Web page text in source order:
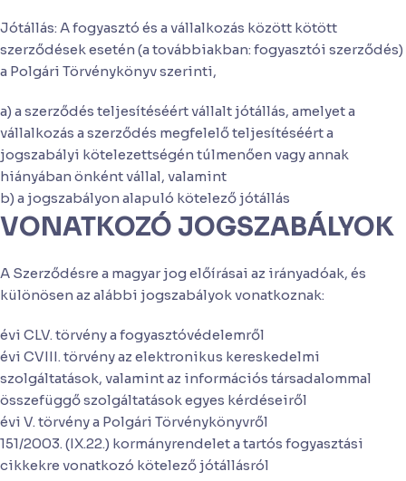
Jótállás: A fogyasztó és a vállalkozás között kötött
szerződések esetén (a továbbiakban: fogyasztói szerződés)
a Polgári Törvénykönyv szerinti,
a) a szerződés teljesítéséért vállalt jótállás, amelyet a
vállalkozás a szerződés megfelelő teljesítéséért a
jogszabályi kötelezettségén túlmenően vagy annak
hiányában önként vállal, valamint
b) a jogszabályon alapuló kötelező jótállás
VONATKOZÓ JOGSZABÁLYOK
A Szerződésre a magyar jog előírásai az irányadóak, és
különösen az alábbi jogszabályok vonatkoznak:
évi CLV. törvény a fogyasztóvédelemről
évi CVIII. törvény az elektronikus kereskedelmi
szolgáltatások, valamint az információs társadalommal
összefüggő szolgáltatások egyes kérdéseiről
évi V. törvény a Polgári Törvénykönyvről
151/2003. (IX.22.) kormányrendelet a tartós fogyasztási
cikkekre vonatkozó kötelező jótállásról